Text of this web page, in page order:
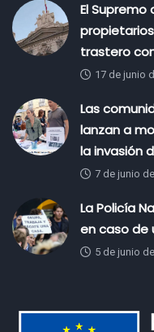
El
trastero
17 de junio
Las
lanzan a
la invasión
7 de junio
La Policía
en caso de
5 de junio